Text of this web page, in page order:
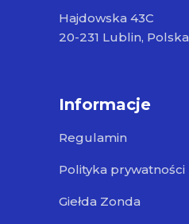
Hajdowska 43C
20-231 Lublin, Polska
Informacje
Regulamin
Polityka prywatności
Giełda Zonda